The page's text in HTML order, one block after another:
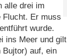
alle drei im
Flucht. Er muss
wurde.
ins Meer und gilt
auf, ein